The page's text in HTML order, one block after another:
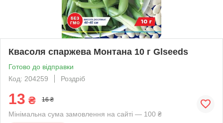
Квасоля спаржева Монтана 10 г Glseeds
Готово до відправки
Код: 204259
Роздріб
13 ₴ 16 ₴
Мінімальна сума замовлення на сайті — 100 ₴